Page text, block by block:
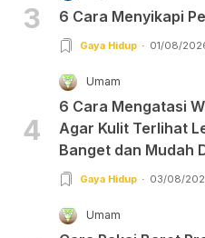
3 6 Cara Menyikapi
Gaya Hidup 01/08/
4
Umam
6 Cara Mengatasi
Agar Kulit Terlihat
Banget dan Mudah
Gaya Hidup 03/08/
Umam